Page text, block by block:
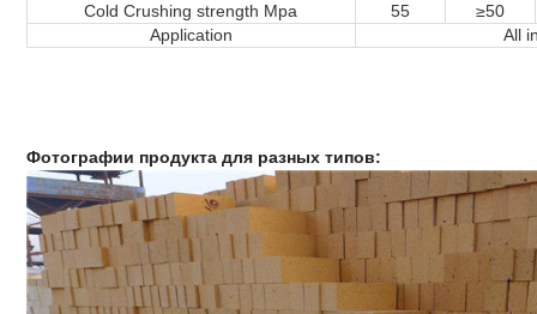
Cold Crushing strength Mpa
55
≥50
Application
All
Фотографии продукта для разных типов: